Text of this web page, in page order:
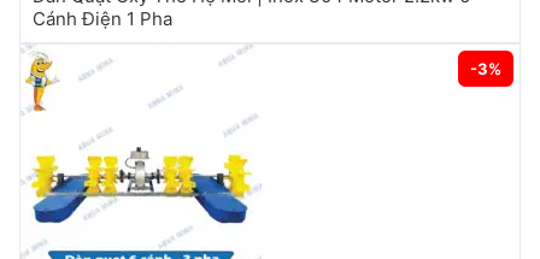
Cánh Điện 1 Pha
-3%